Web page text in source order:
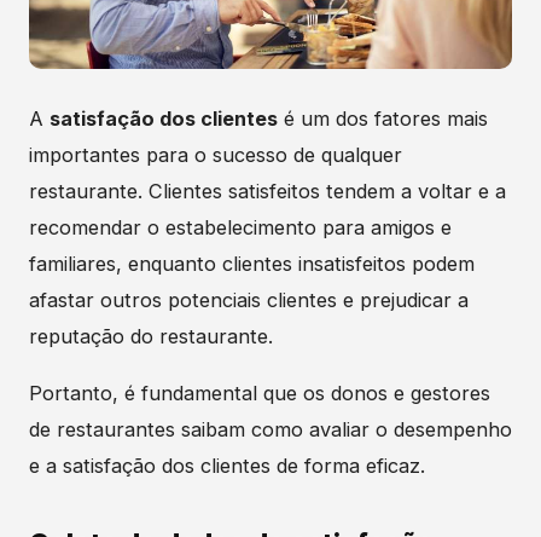
A satisfação dos clientes é um dos fatores mais
importantes para o sucesso de qualquer
restaurante. Clientes satisfeitos tendem a voltar e a
recomendar o estabelecimento para amigos e
familiares, enquanto clientes insatisfeitos podem
afastar outros potenciais clientes e prejudicar a
reputação do restaurante.
Portanto, é fundamental que os donos e gestores
de restaurantes saibam como avaliar o desempenho
e a satisfação dos clientes de forma eficaz.